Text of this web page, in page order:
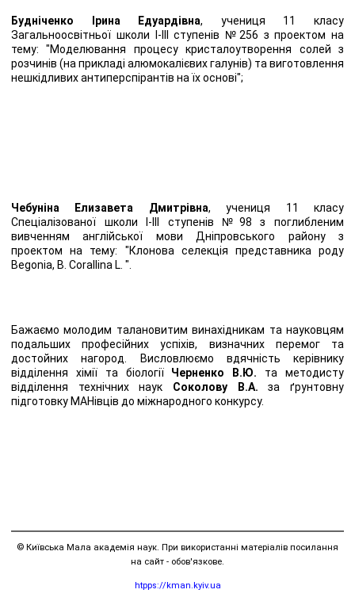
Будніченко Ірина Едуардівна, учениця 11 класу
Загальноосвітньої школи І-ІІІ ступенів №256 з проектом на
тему: "Моделювання процесу кристалоутворення солей з
розчинів (на прикладі алюмокалієвих галунів) та виготовлення
нешкідливих антиперспірантів на їх основі";
Чебуніна Елизавета Дмитрівна, учениця 11 класу
Спеціалізованої школи I-III ступенів №98 з поглибленим
вивченням англійської мови Дніпровського району з
проектом на тему: "Клонова селекція представникa роду
Begonia, B. Corallina L. ".
Бажаємо молодим талановитим винахідникам та науковцям
подальших професійних успіхів, визначних перемог та
достойних нагород. Висловлюємо вдячність керівнику
відділення хімії та біології Черненко В.Ю. та методисту
відділення технічних наук Соколову В.А. за ґрунтовну
підготовку МАНівців до міжнародного конкурсу.
© Київська Мала академія наук. При використанні матеріалів посилання
на сайт - обов'язкове.
htpps://kman.kyiv.ua